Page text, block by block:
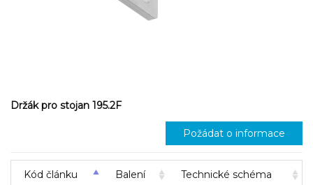
Držák pro stojan 195.2F
Požádat o informace
Kód článku Balení Technické schéma